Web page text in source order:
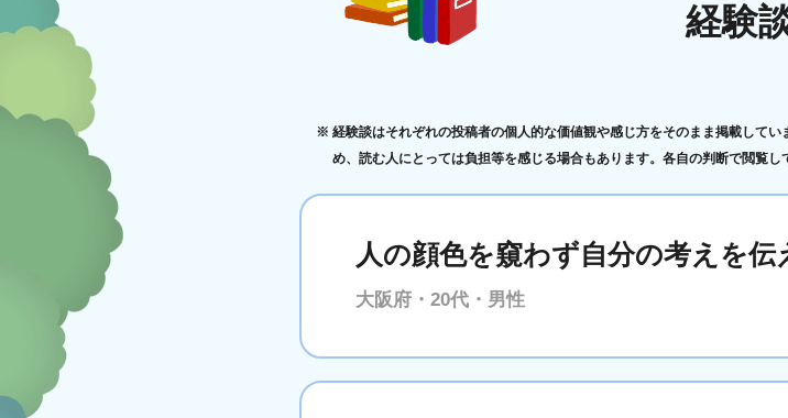
経験
経験談はそれぞれの投稿者の個人的な価値観や感じ方をそのまま掲載して
め、読む人にとっては負担等を感じる場合もあります。各自の判断で閲覧し
人の顔色を窺わず自分の考えを伝
大阪府・20代・男性